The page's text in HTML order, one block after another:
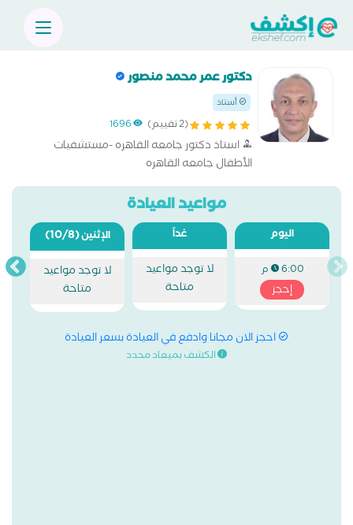
دكتور عمر محمد منصور
أستاذ
(2 تقييم) 1696
استاذ دكتور جامعه القاهره -مستشفيات
الأطفال جامعه القاهره
مواعيد العيادة
اليوم
6:00 م
إحجز
غداً
لا توجد مواعيد
متاحة
الإثنين(10/8)
لا توجد مواعيد
متاحة
احجز الان مجانا وادفع في العيادة بسعر العيادة
الكشف بميعاد محدد